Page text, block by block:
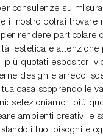
consulenze su
il nostro potrai trovare
rendere particolare
estetica e attenzione
più quotati espositori
design e arredo,
casa scoprendo le
selezioniamo i più
ambienti creativi e
i tuoi bisogni e